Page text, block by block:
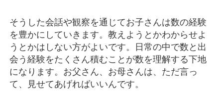
そうした会話や観察を通じてお子さんは数の経験
を豊かにしていきます。教えようとかわからせよ
うとかはしない方がよいです。日常の中で数と出
会う経験をたくさん積むことが数を理解する下地
になります。お父さん、お母さんは、ただ言っ
て、見せてあげればいいんです。